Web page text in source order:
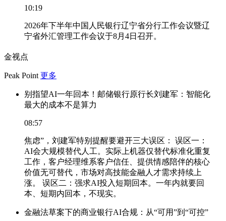
10:19
2026年下半年中国人民银行辽宁省分行工作会议暨辽
宁省外汇管理工作会议于8月4日召开。
金视点
Peak Point 更多
别指望AI一年回本！邮储银行原行长刘建军：智能化
最大的成本不是算力
08:57
焦虑”，刘建军特别提醒要避开三大误区： 误区一：
AI会大规模替代人工。实际上机器仅替代标准化重复
工作，客户经理维系客户信任、提供情感陪伴的核心
价值无可替代，市场对高技能金融人才需求持续上
涨。 误区二：强求AI投入短期回本。一年内就要回
本、短期内回本，不现实。
金融法草案下的商业银行AI合规：从“可用”到“可控”